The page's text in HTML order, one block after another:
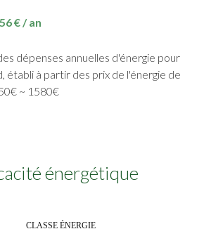
€ / an
dépenses annuelles d'énergie pour
établi à partir des prix de l'énergie de
~ 1580€
énergétique